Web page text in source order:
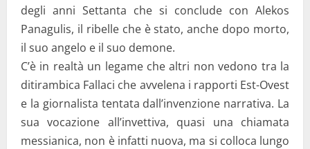
degli anni Settanta che si conclude con Alekos
Panagulis, il ribelle che è stato, anche dopo morto,
il suo angelo e il suo demone.
C’è in realtà un legame che altri non vedono tra la
ditirambica Fallaci che avvelena i rapporti Est-Ovest
e la giornalista tentata dall’invenzione narrativa. La
sua vocazione all’invettiva, quasi una chiamata
messianica, non è infatti nuova, ma si colloca lungo